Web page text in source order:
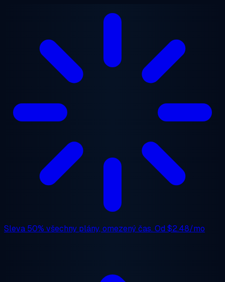
Sleva 50% všechny plány, omezený čas. Od $2.48/mo